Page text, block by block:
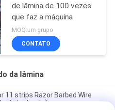
de lâmina de 100 vezes
que faz a máquina
MOQ:um grupo
CONTATO
da lâmina
11 strips Razor Barbed Wire
de barbante)